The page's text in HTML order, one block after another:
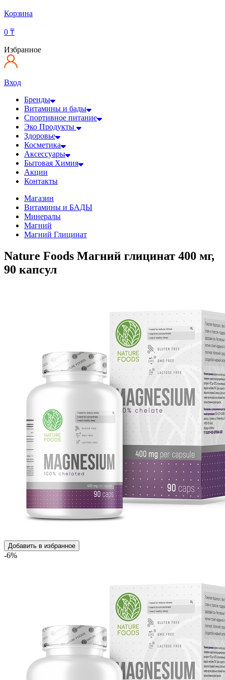
Корзина
0 ₸
Избранное
Вход
Бренды
Витамины и бады
Спортивное питание
Эко Продукты
Здоровье
Косметика
Аксессуары
Бытовая Химия
Акции
Контакты
Магазин
Витамины и БАДЫ
Минералы
Магний
Магний Глицинат
Nature Foods Магний глицинат 400 мг,
90 капсул
Добавить в избранное
-6%